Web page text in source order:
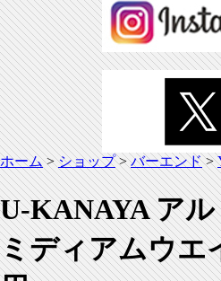
ホーム>ショップ>バーエンド>
U-KANAYA ア
ミディアムウエ